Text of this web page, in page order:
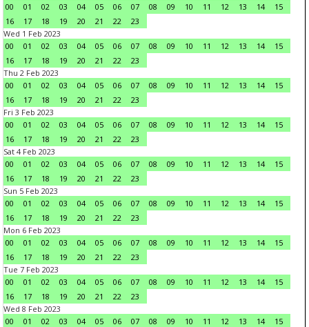
00
01 02 03 04 05 06 07 08 09 10 11 12 13 14
15
16
17 18 19 20 21 22
23
Wed 1 Feb 2023
00
01 02 03 04 05 06 07 08 09 10 11 12 13 14
15
16
17 18 19 20 21 22
23
Thu 2 Feb 2023
00
01 02 03 04 05 06 07 08 09 10 11 12 13 14
15
16
17 18 19 20 21 22
23
Fri 3 Feb 2023
00
01 02 03 04 05 06 07 08 09 10 11 12 13 14
15
16
17 18 19 20 21 22
23
Sat 4 Feb 2023
00
01 02 03 04 05 06 07 08 09 10 11 12 13 14
15
16
17 18 19 20 21 22
23
Sun 5 Feb 2023
00
01 02 03 04 05 06 07 08 09 10 11 12 13 14
15
16
17 18 19 20 21 22
23
Mon 6 Feb 2023
00
01 02 03 04 05 06 07 08 09 10 11 12 13 14
15
16
17 18 19 20 21 22
23
Tue 7 Feb 2023
00
01 02 03 04 05 06 07 08 09 10 11 12 13 14
15
16
17 18 19 20 21 22
23
Wed 8 Feb 2023
00
01 02 03 04 05 06 07 08 09 10 11 12 13 14
15